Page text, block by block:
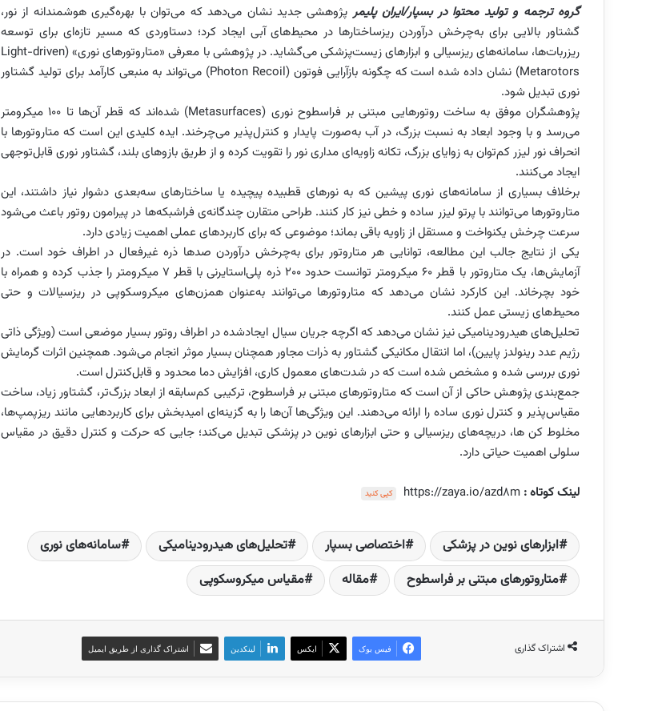
گروه ترجمه و تولید محتوا در بسپار/ایران پلیمر پژوهشی جدید نشان می‌دهد که می‌توان با بهره‌گیری هوشمندانه از نور،
گشتاور بالایی برای به‌چرخش درآوردن ریزساختارها در محیط‌های آبی ایجاد کرد؛ دستاوردی که مسیر تازه‌ای برای توسعه
ریزربات‌ها، سامانه‌های ریزسیالی و ابزارهای زیست‌پزشکی می‌گشاید. در پژوهشی با معرفی «متاروتورهای نوری» (Light-driven
Metarotors) نشان داده شده است که چگونه بازآرایی فوتون (Photon Recoil) می‌تواند به منبعی کارآمد برای تولید گشتاور
نوری تبدیل شود.
پژوهشگران موفق به ساخت روتورهایی مبتنی بر فراسطوح نوری (Metasurfaces) شده‌اند که قطر آن‌ها تا ۱۰۰ میکرومتر
می‌رسد و با وجود ابعاد به نسبت بزرگ، در آب به‌صورت پایدار و کنترل‌پذیر می‌چرخند. ایده کلیدی این است که متاروتورها با
انحراف نور لیزر کم‌توان به زوایای بزرگ، تکانه زاویه‌ای مداری نور را تقویت کرده و از طریق بازوهای بلند، گشتاور نوری قابل‌توجهی
ایجاد می‌کنند.
برخلاف بسیاری از سامانه‌های نوری پیشین که به نورهای قطبیده پیچیده یا ساختارهای سه‌بعدی دشوار نیاز داشتند، این
متاروتورها می‌توانند با پرتو لیزر ساده و خطی نیز کار کنند. طراحی متقارن چندگانه‌ی فراشبکه‌ها در پیرامون روتور باعث می‌شود
سرعت چرخش یکنواخت و مستقل از زاویه باقی بماند؛ موضوعی که برای کاربردهای عملی اهمیت زیادی دارد.
یکی از نتایج جالب این مطالعه، توانایی هر متاروتور برای به‌چرخش درآوردن صدها ذره غیرفعال در اطراف خود است. در
آزمایش‌ها، یک متاروتور با قطر ۶۰ میکرومتر توانست حدود ۲۰۰ ذره پلی‌استایرنی با قطر ۷ میکرومتر را جذب کرده و همراه با
خود بچرخاند. این کارکرد نشان می‌دهد که متاروتورها می‌توانند به‌عنوان همزن‌های میکروسکوپی در ریزسیالات و حتی
محیط‌های زیستی عمل کنند.
تحلیل‌های هیدرودینامیکی نیز نشان می‌دهد که اگرچه جریان سیال ایجادشده در اطراف روتور بسیار موضعی است (ویژگی ذاتی
رژیم عدد رینولدز پایین)، اما انتقال مکانیکی گشتاور به ذرات مجاور همچنان بسیار موثر انجام می‌شود. همچنین اثرات گرمایش
نوری بررسی شده و مشخص شده است که در شدت‌های معمول کاری، افزایش دما محدود و قابل‌کنترل است.
جمع‌بندی پژوهش حاکی از آن است که متاروتورهای مبتنی بر فراسطوح، ترکیبی کم‌سابقه از ابعاد بزرگ‌تر، گشتاور زیاد، ساخت
مقیاس‌پذیر و کنترل نوری ساده را ارائه می‌دهند. این ویژگی‌ها آن‌ها را به گزینه‌ای امیدبخش برای کاربردهایی مانند ریزپمپ‌ها،
مخلوط کن ها، دریچه‌های ریزسیالی و حتی ابزارهای نوین در پزشکی تبدیل می‌کند؛ جایی که حرکت و کنترل دقیق در مقیاس
سلولی اهمیت حیاتی دارد.
لینک کوتاه : https://zaya.io/azd8m کپی کنید
ابزارهای نوین در پزشکی اختصاصی بسپار تحلیل‌های هیدرودینامیکی
سامانه‌های نوری
متاروتورهای مبتنی بر فراسطوح
مقاله مقیاس میکروسکوپی
اشتراک گذاری فیس بوک ایکس لینکدین اشتراک گذاری از طریق ایمیل